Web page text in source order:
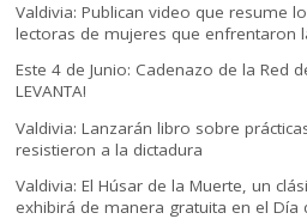
Valdivia: Publican video que resume
lectoras de mujeres que enfrentaron
Este 4 de Junio: Cadenazo de la Red
LEVANTA!
Valdivia: Lanzarán libro sobre
resistieron a la dictadura
Valdivia: El Húsar de la Muerte, un
exhibirá de manera gratuita en el Día